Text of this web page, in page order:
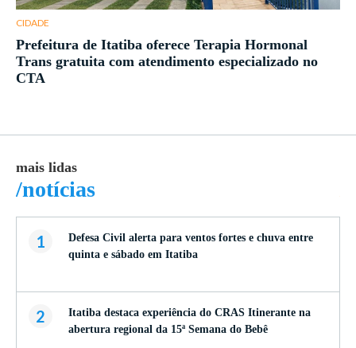
CIDADE
Prefeitura de Itatiba oferece Terapia Hormonal
Trans gratuita com atendimento especializado no
CTA
mais lidas
/notícias
1
Defesa Civil alerta para ventos fortes e chuva entre
quinta e sábado em Itatiba
2
Itatiba destaca experiência do CRAS Itinerante na
abertura regional da 15ª Semana do Bebê